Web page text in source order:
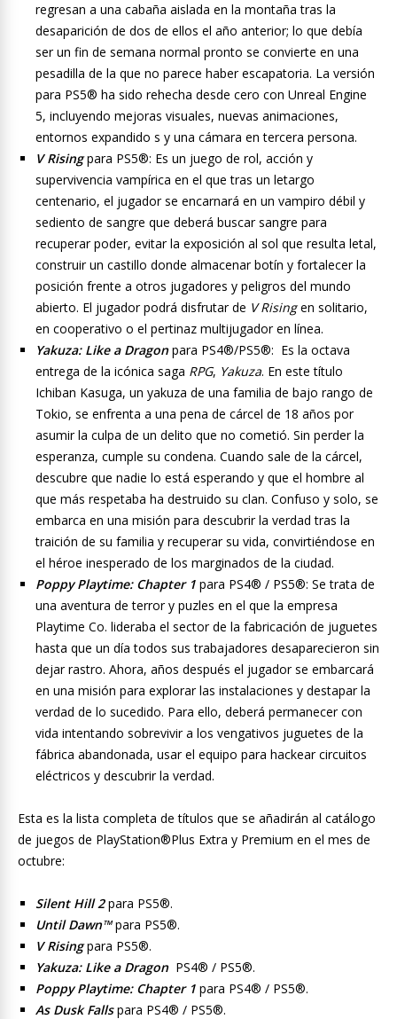
regresan a una cabaña aislada en la montaña tras la
desaparición de dos de ellos el año anterior; lo que debía
ser un fin de semana normal pronto se convierte en una
pesadilla de la que no parece haber escapatoria. La versión
para PS5® ha sido rehecha desde cero con Unreal Engine
5, incluyendo mejoras visuales, nuevas animaciones,
entornos expandido s y una cámara en tercera persona.
V Risingpara PS5®: Es un juego de rol, acción y
supervivencia vampírica en el que tras un letargo
centenario, el jugador se encarnará en un vampiro débil y
sediento de sangre que deberá buscar sangre para
recuperar poder, evitar la exposición al sol que resulta letal,
construir un castillo donde almacenar botín y fortalecer la
posición frente a otros jugadores y peligros del mundo
abierto. El jugador podrá disfrutar de V Risingen solitario,
en cooperativo o el pertinaz multijugador en línea.
Yakuza: Like a Dragon para PS4®/PS5®: Es la octava
entrega de la icónica saga RPG, Yakuza. En este título
Ichiban Kasuga, un yakuza de una familia de bajo rango de
Tokio, se enfrenta a una pena de cárcel de 18 años por
asumir la culpa de un delito que no cometió. Sin perder la
esperanza, cumple su condena. Cuando sale de la cárcel,
descubre que nadie lo está esperando y que el hombre al
que más respetaba ha destruido su clan. Confuso y solo, se
embarca en una misión para descubrir la verdad tras la
traición de su familia y recuperar su vida, convirtiéndose en
el héroe inesperado de los marginados de la ciudad.
Poppy Playtime: Chapter 1 para PS4® / PS5®: Se trata de
una aventura de terror y puzles en el que la empresa
Playtime Co. lideraba el sector de la fabricación de juguetes
hasta que un día todos sus trabajadores desaparecieron sin
dejar rastro. Ahora, años después el jugador se embarcará
en una misión para explorar las instalaciones y destapar la
verdad de lo sucedido. Para ello, deberá permanecer con
vida intentando sobrevivir a los vengativos juguetes de la
fábrica abandonada, usar el equipo para hackear circuitos
eléctricos y descubrir la verdad.
Esta es la lista completa de títulos que se añadirán al catálogo
de juegos de PlayStation®Plus Extra y Premium en el mes de
octubre:
Silent Hill 2para PS5®.
Until Dawn™para PS5®.
V Risingpara PS5®.
Yakuza: Like a Dragon PS4® / PS5®.
Poppy Playtime: Chapter 1 para PS4® / PS5®.
As Dusk Fallspara PS4® / PS5®.